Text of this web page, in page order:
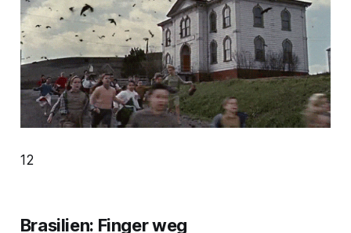
12
Brasilien: Finger weg